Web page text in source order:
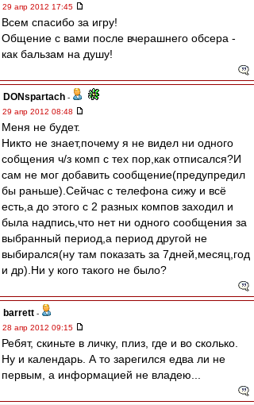
29 апр 2012 17:45
Всем спасибо за игру!
Общение с вами после вчерашнего обсера -
как бальзам на душу!
DONspartach -
29 апр 2012 08:48
Меня не будет.
Никто не знает,почему я не видел ни одного
собщения ч/з комп с тех пор,как отписался?И
сам не мог добавить сообщение(предупредил
бы раньше).Сейчас с телефона сижу и всё
есть,а до этого с 2 разных компов заходил и
была надпись,что нет ни одного сообщения за
выбранный период,а период другой не
выбирался(ну там показать за 7дней,месяц,год
и др).Ни у кого такого не было?
barrett -
28 апр 2012 09:15
Ребят, скиньте в личку, плиз, где и во сколько.
Ну и календарь. А то зарегился едва ли не
первым, а информацией не владею...